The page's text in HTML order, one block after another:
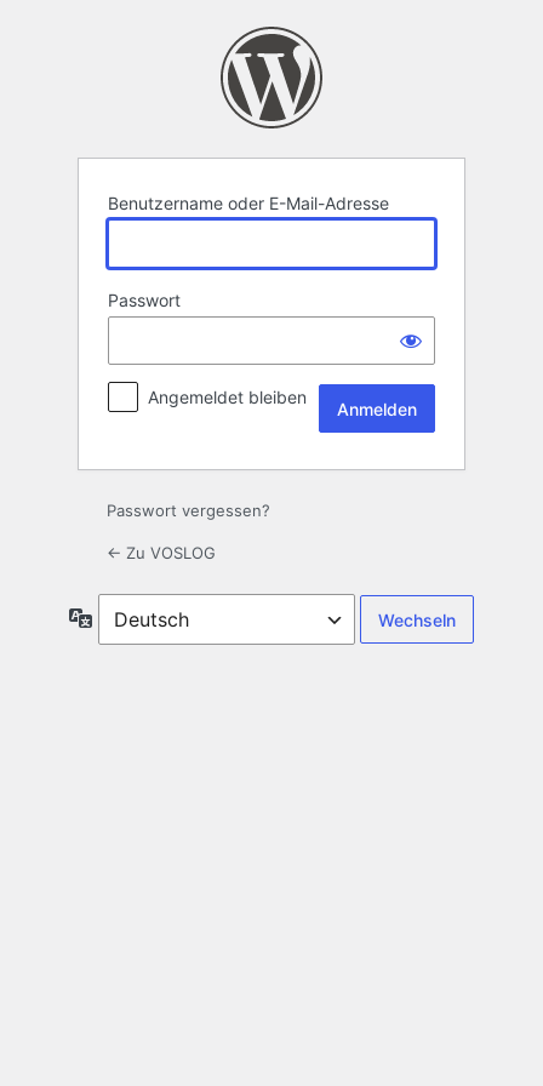
Benutzername oder E-Mail-Adresse
Passwort
Angemeldet bleiben
Passwort vergessen?
← Zu VOSLOG
Sprache